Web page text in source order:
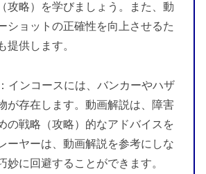
攻略）を学びましょう。また、動
ショットの正確性を向上させるた
提供します。
インコースには、バンカーやハザ
が存在します。動画解説は、障害
の戦略（攻略）的なアドバイスを
ーヤーは、動画解説を参考にしな
妙に回避することができます。